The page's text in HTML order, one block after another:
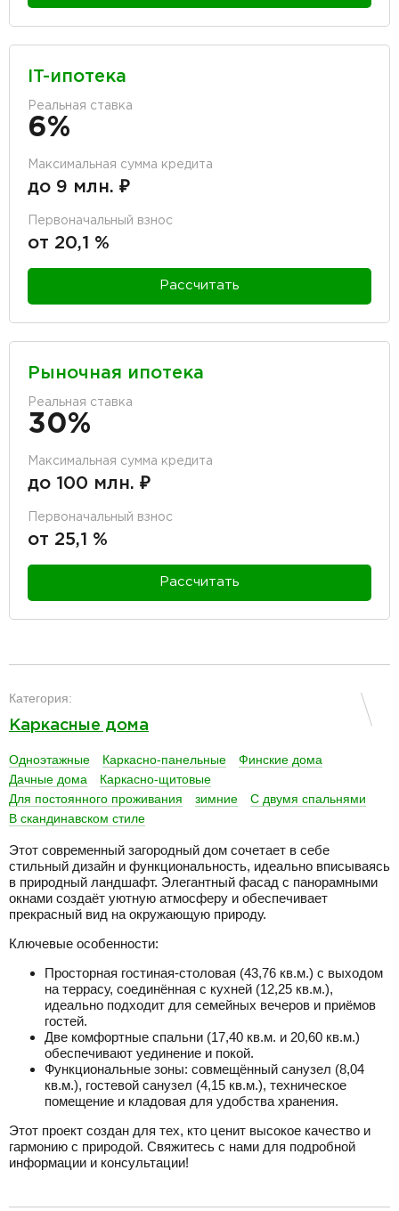
IT-ипотека
Реальная ставка
6%
Максимальная сумма кредита
до 9 млн. ₽
Первоначальный взнос
от 20,1 %
Рассчитать
Рыночная ипотека
Реальная ставка
30%
Максимальная сумма кредита
до 100 млн. ₽
Первоначальный взнос
от 25,1 %
Рассчитать
Категория:
Каркасные дома
Одноэтажные Каркасно-панельные
Финские дома
Дачные дома
Каркасно-щитовые
Для постоянного проживания
зимние
С двумя спальнями
В скандинавском стиле
Этот современный загородный дом сочетает в себе
стильный дизайн и функциональность, идеально вписываясь
в природный ландшафт. Элегантный фасад с панорамными
окнами создаёт уютную атмосферу и обеспечивает
прекрасный вид на окружающую природу.
Ключевые особенности:
Просторная гостиная-столовая (43,76 кв.м.) с выходом
на террасу, соединённая с кухней (12,25 кв.м.),
идеально подходит для семейных вечеров и приёмов
гостей.
Две комфортные спальни (17,40 кв.м. и 20,60 кв.м.)
обеспечивают уединение и покой.
Функциональные зоны: совмещённый санузел (8,04
кв.м.), гостевой санузел (4,15 кв.м.), техническое
помещение и кладовая для удобства хранения.
Этот проект создан для тех, кто ценит высокое качество и
гармонию с природой. Свяжитесь с нами для подробной
информации и консультации!